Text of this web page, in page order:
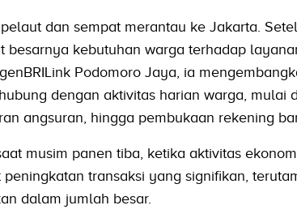
dan sempat merantau ke Jakarta.
kebutuhan warga terhadap
Podomoro Jaya, ia
dengan aktivitas harian warga, mulai
angsuran, hingga pembukaan rekening
musim panen tiba, ketika aktivitas
transaksi yang signifikan,
dalam jumlah besar.